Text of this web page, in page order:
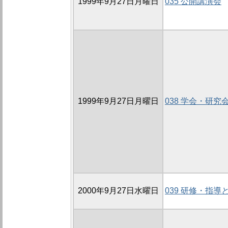
1999年9月27日月曜日 038 学会・研究
2000年9月27日水曜日 039 研修・指導